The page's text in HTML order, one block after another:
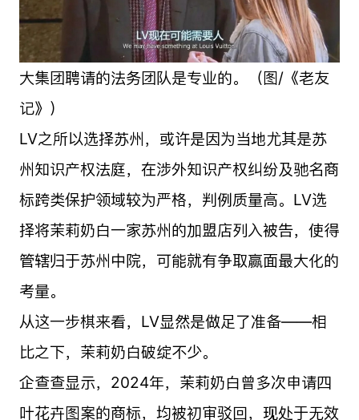
大集团聘请的法务团队是专业的。（图/《老友
记》）
LV之所以选择苏州，或许是因为当地尤其是苏
州知识产权法庭，在涉外知识产权纠纷及驰名商
标跨类保护领域较为严格，判例质量高。LV选
择将茉莉奶白一家苏州的加盟店列入被告，使得
管辖归于苏州中院，可能就有争取赢面最大化的
考量。
从这一步棋来看，LV显然是做足了准备——相
比之下，茉莉奶白破绽不少。
企查查显示，2024年，茉莉奶白曾多次申请四
叶花卉图案的商标，均被初审驳回，现处于无效